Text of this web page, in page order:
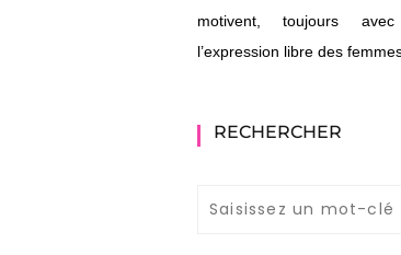
motivent, toujours avec
l’expression libre des
RECHERCHER